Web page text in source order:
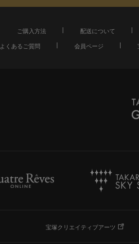
ご購入方法 配送について
よくあるご質問
会員ページ
宝塚クリエイティブアーツ